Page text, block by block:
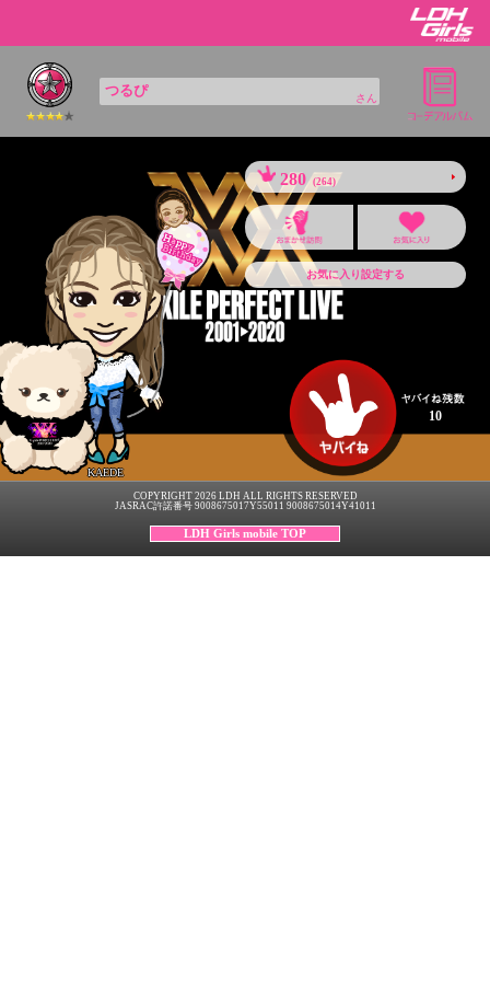
つるぴ さん
KAEDE
280 (264)
お気に入り設定する
10
COPYRIGHT 2026 LDH ALL RIGHTS RESERVED
JASRAC許諾番号 9008675017Y55011 9008675014Y41011
LDH Girls mobile TOP